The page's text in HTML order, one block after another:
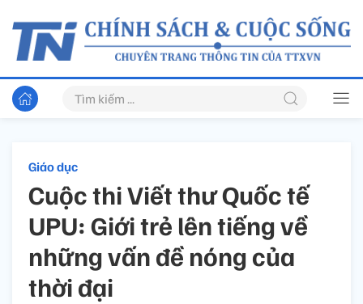
Giáo dục
Cuộc thi Viết thư Quốc tế
UPU: Giới trẻ lên tiếng về
những vấn đề nóng của
thời đại